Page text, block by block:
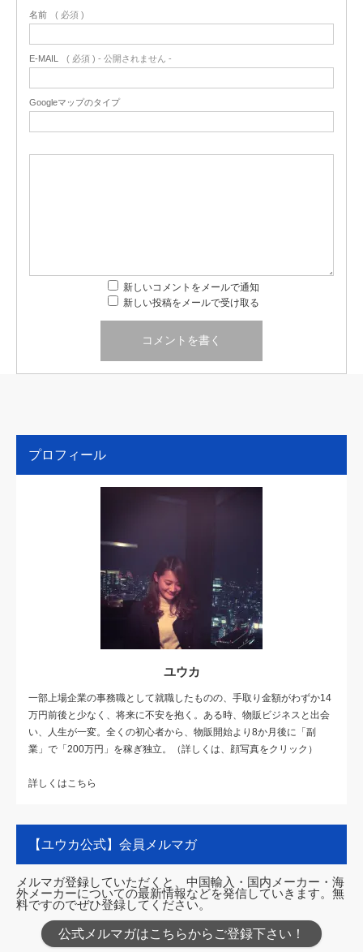
名前 ( 必須 )
E-MAIL ( 必須 ) - 公開されません -
Googleマップのタイプ
新しいコメントをメールで通知
新しい投稿をメールで受け取る
プロフィール
ユウカ
一部上場企業の事務職として就職したものの、手取り金額がわずか14
万円前後と少なく、将来に不安を抱く。ある時、物販ビジネスと出会
い、人生が一変。全くの初心者から、物販開始より8か月後に「副
業」で「200万円」を稼ぎ独立。（詳しくは、顔写真をクリック）
詳しくはこちら
【ユウカ公式】会員メルマガ
メルマガ登録していただくと、中国輸入・国内メーカー・海
外メーカーについての最新情報などを発信していきます。無
料ですのでぜひ登録してください。
公式メルマガはこちらからご登録下さい！